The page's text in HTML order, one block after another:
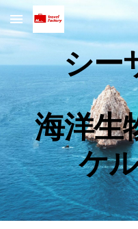
Skip to main content
シー
海洋生
ケ